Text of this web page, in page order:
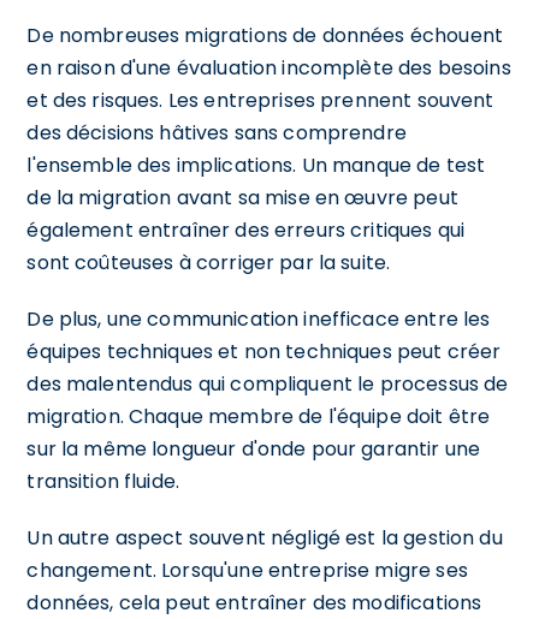
De nombreuses migrations de données échouent
en raison d'une évaluation incomplète des besoins
et des risques. Les entreprises prennent souvent
des décisions hâtives sans comprendre
l'ensemble des implications. Un manque de test
de la migration avant sa mise en œuvre peut
également entraîner des erreurs critiques qui
sont coûteuses à corriger par la suite.
De plus, une communication inefficace entre les
équipes techniques et non techniques peut créer
des malentendus qui compliquent le processus de
migration. Chaque membre de l'équipe doit être
sur la même longueur d'onde pour garantir une
transition fluide.
Un autre aspect souvent négligé est la gestion du
changement. Lorsqu'une entreprise migre ses
données, cela peut entraîner des modifications